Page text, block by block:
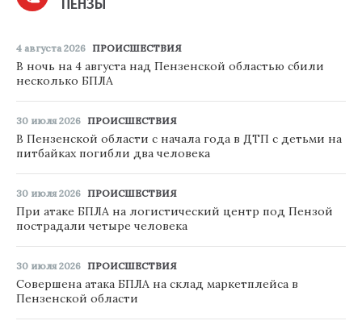
ПЕНЗЫ
4 августа 2026 ПРОИСШЕСТВИЯ
В ночь на 4 августа над Пензенской областью сбили
несколько БПЛА
30 июля 2026 ПРОИСШЕСТВИЯ
В Пензенской области с начала года в ДТП с детьми на
питбайках погибли два человека
30 июля 2026 ПРОИСШЕСТВИЯ
При атаке БПЛА на логистический центр под Пензой
пострадали четыре человека
30 июля 2026 ПРОИСШЕСТВИЯ
Совершена атака БПЛА на склад маркетплейса в
Пензенской области